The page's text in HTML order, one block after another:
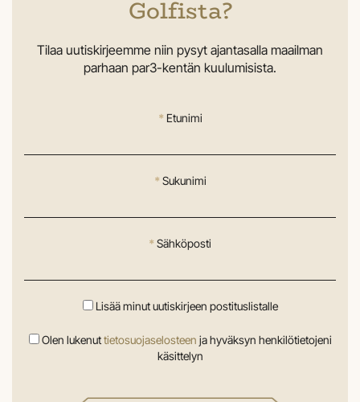
Golfista?
Tilaa uutiskirjeemme niin pysyt ajantasalla maailman
parhaan par3-kentän kuulumisista.
*Etunimi
*Sukunimi
*Sähköposti
Lisää minut uutiskirjeen postituslistalle
Olen lukenuttietosuojaselosteen ja hyväksyn henkilötietojeni
käsittelyn